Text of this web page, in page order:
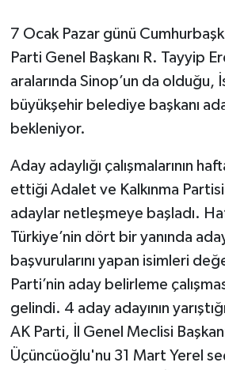
7 Ocak Pazar günü
Parti Genel Başkanı R. Tayyip
aralarında Sinop’un da olduğu,
büyükşehir belediye başkanı
bekleniyor.
Aday adaylığı çalışmalarının
ettiği Adalet ve Kalkınma
adaylar netleşmeye başladı.
Türkiye’nin dört bir yanında
başvurularını yapan isimleri
Parti’nin aday belirleme
gelindi. 4 aday adayının
AK Parti, İl Genel Meclisi
Üçüncüoğlu'nu 31 Mart Yerel